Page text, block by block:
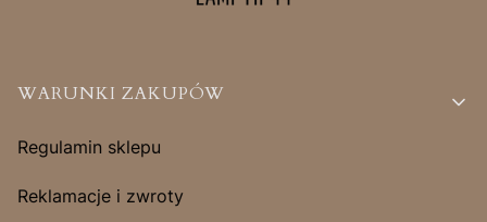
Linki w stopce
WARUNKI ZAKUPÓW
Regulamin sklepu
Reklamacje i zwroty